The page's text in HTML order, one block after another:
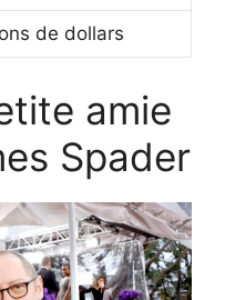
de dollars
amie
Spader